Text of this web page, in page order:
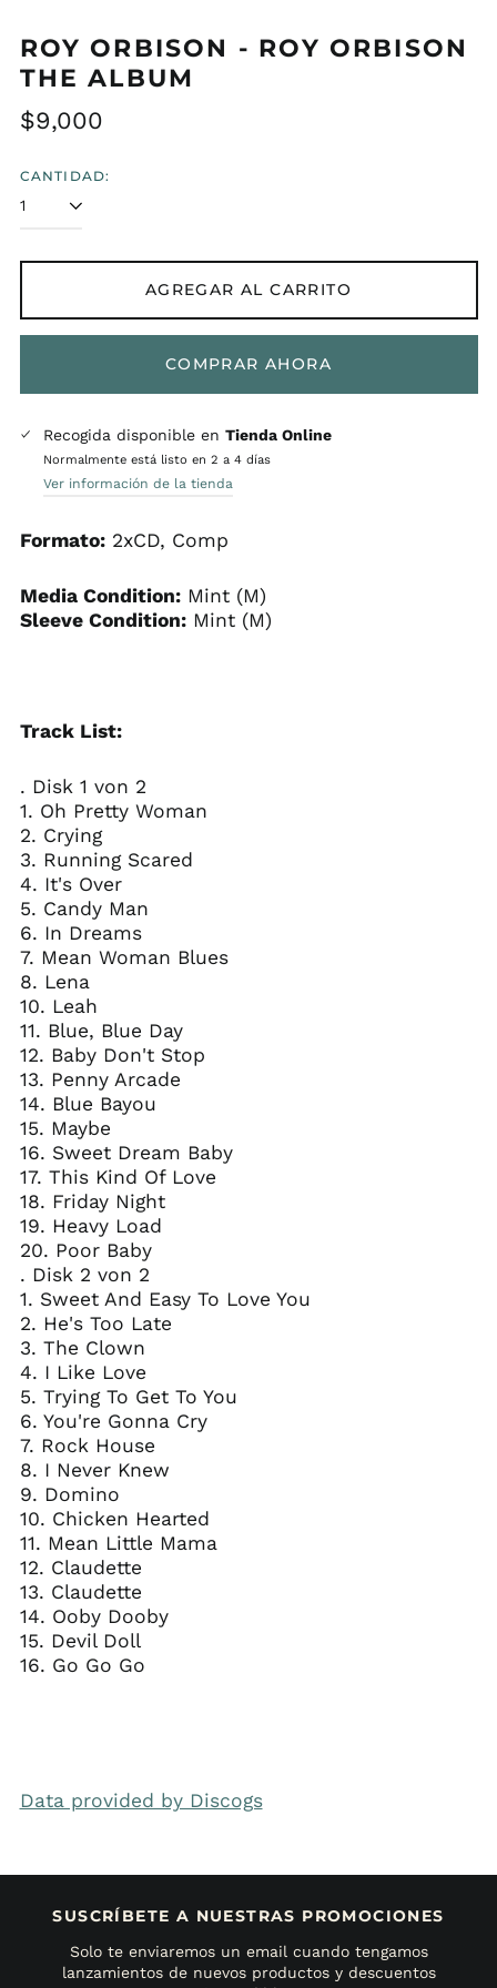
ROY ORBISON - ROY ORBISON
THE ALBUM
Precio
$9,000
CANTIDAD:
AGREGAR AL CARRITO
COMPRAR AHORA
Recogida disponible en Tienda Online
Normalmente está listo en 2 a 4 días
Ver información de la tienda
Formato:2xCD, Comp
Media Condition:Mint (M)
Sleeve Condition:Mint (M)
Track List:
. Disk 1 von 2
1. Oh Pretty Woman
2. Crying
3. Running Scared
4. It's Over
5. Candy Man
6. In Dreams
7. Mean Woman Blues
8. Lena
10. Leah
11. Blue, Blue Day
12. Baby Don't Stop
13. Penny Arcade
14. Blue Bayou
15. Maybe
16. Sweet Dream Baby
17. This Kind Of Love
18. Friday Night
19. Heavy Load
20. Poor Baby
. Disk 2 von 2
1. Sweet And Easy To Love You
2. He's Too Late
3. The Clown
4. I Like Love
5. Trying To Get To You
6. You're Gonna Cry
7. Rock House
8. I Never Knew
9. Domino
10. Chicken Hearted
11. Mean Little Mama
12. Claudette
13. Claudette
14. Ooby Dooby
15. Devil Doll
16. Go Go Go
Data provided by Discogs
SUSCRÍBETE A NUESTRAS PROMOCIONES
Solo te enviaremos un email cuando tengamos
lanzamientos de nuevos productos y descuentos